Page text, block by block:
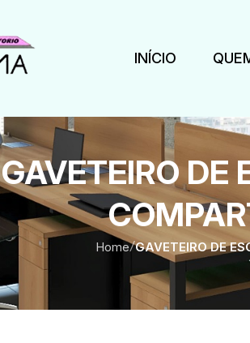
INÍCIO
GAVETEIRO DE
Home/GAVETEIRO DE